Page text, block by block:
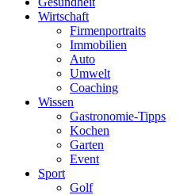
Wirtschaft
Firmenportraits
Immobilien
Auto
Umwelt
Coaching
Wissen
Gastronomie-Tipps
Kochen
Garten
Event
Sport
Golf